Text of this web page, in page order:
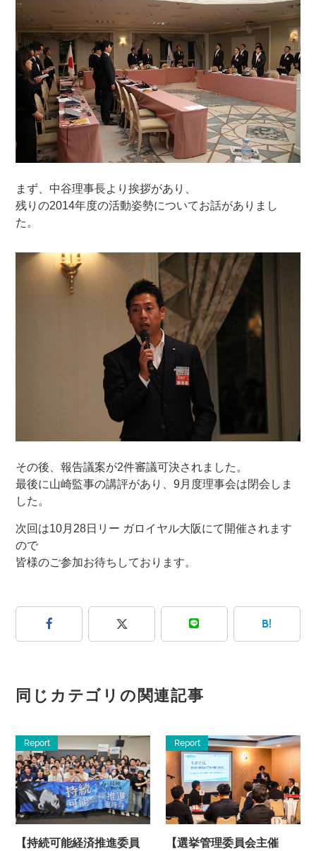
まず、中谷理事長より挨拶があり、
残りの2014年度の活動姿勢についてお話がありまし
た。
その後、報告議案が2件審議可決されました。
最後に山崎監事の講評があり、9月度理事会は閉会しま
した。
次回は10月28日リー ガロイヤル大阪にて開催されます
ので
皆様のご参加お待ちしております。
B!
同じカテゴリの関連記事
Report
【持続可能経済推進委員
Report
【選挙管理委員会主催